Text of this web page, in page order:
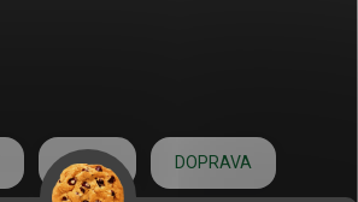
O NÁS DOPRAVA